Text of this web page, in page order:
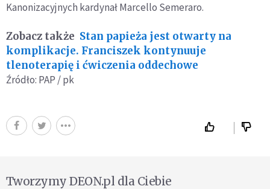
Kanonizacyjnych kardynał Marcello Semeraro.
Zobacz także Stan papieża jest otwarty na
komplikacje. Franciszek kontynuuje
tlenoterapię i ćwiczenia oddechowe
Źródło: PAP / pk
Tworzymy DEON.pl dla Ciebie